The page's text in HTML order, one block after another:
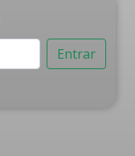
Entrar